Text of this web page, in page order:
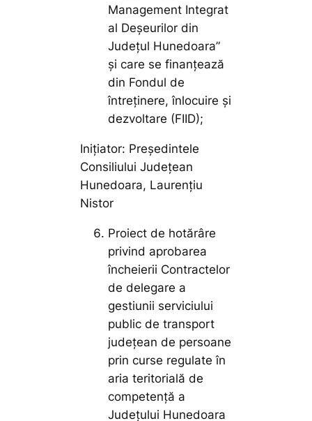
Management Integrat
al Deșeurilor din
Județul Hunedoara”
şi care se finanţează
din Fondul de
întreţinere, înlocuire şi
dezvoltare (FIID);
Inițiator: Președintele
Consiliului Județean
Hunedoara, Laurențiu
Nistor
Proiect de hotărâre
privind aprobarea
încheierii Contractelor
de delegare a
gestiunii serviciului
public de transport
judeţean de persoane
prin curse regulate în
aria teritorială de
competenţă a
Judeţului Hunedoara